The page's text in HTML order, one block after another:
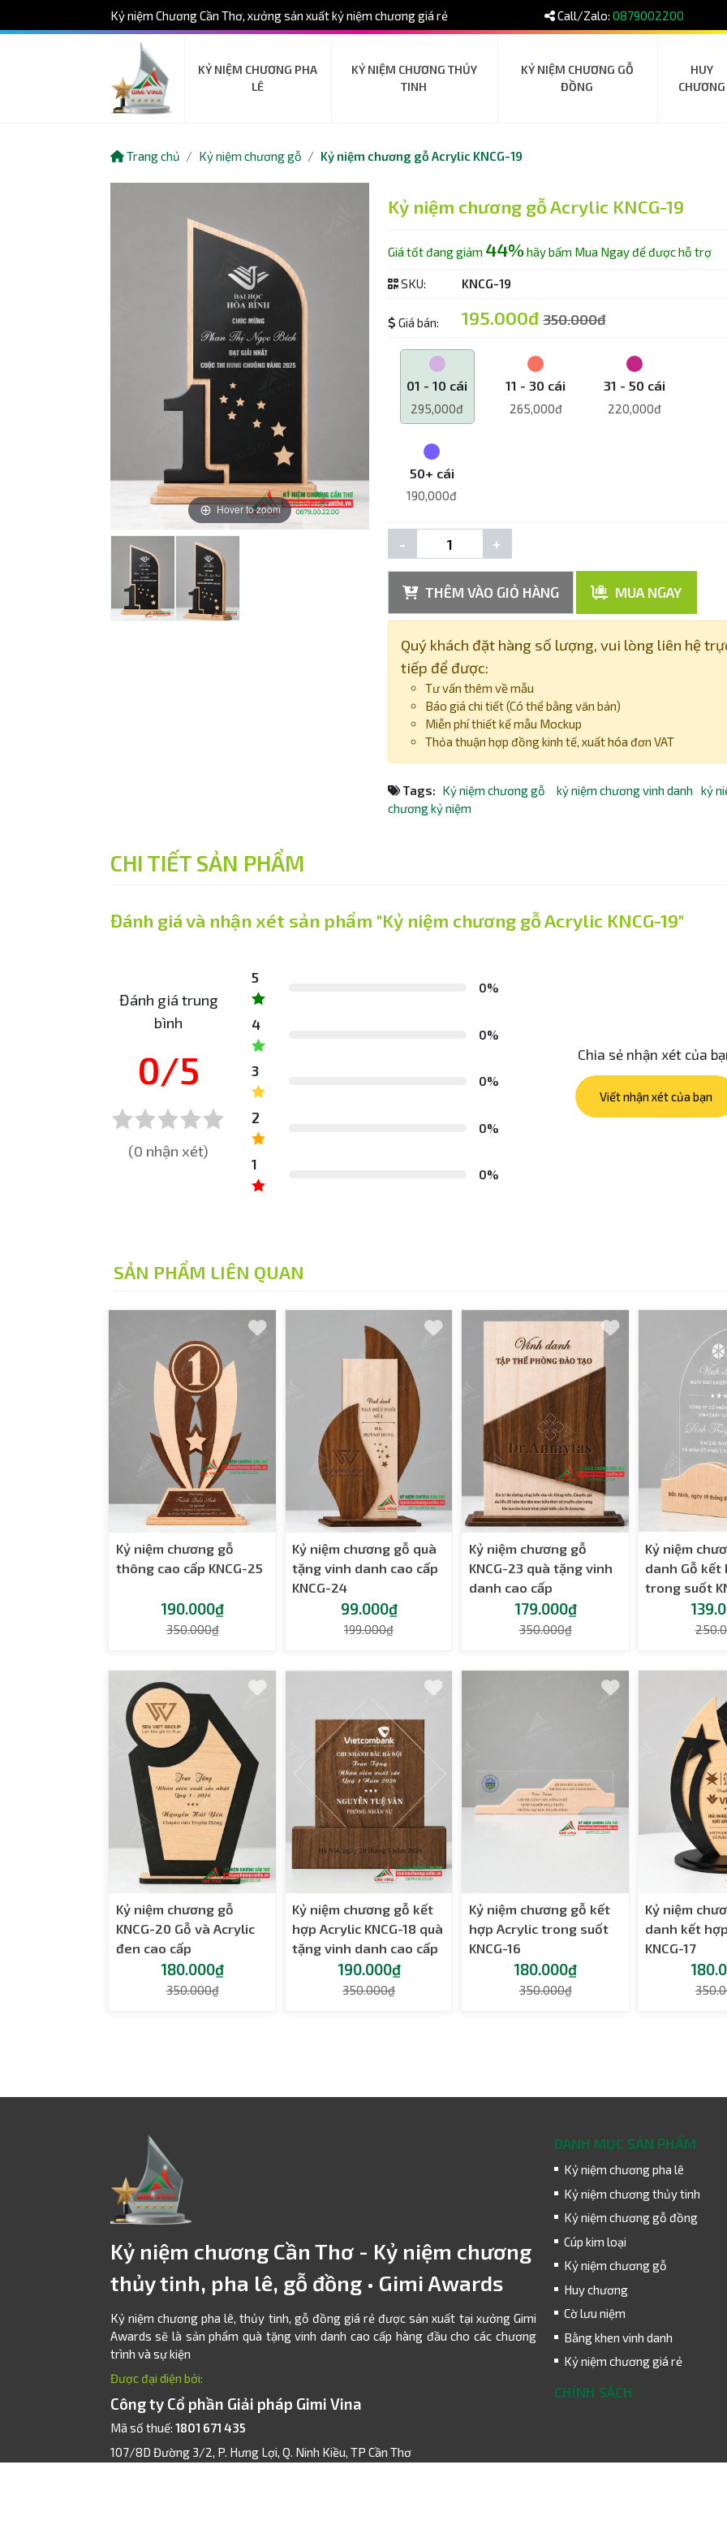
Trang chủ Kỷ niệm chương gỗ Kỷ niệm chương gỗ Acrylic KNCG-19
Hover to zoom
Kỷ niệm chương gỗ Acrylic KNCG-19
Giá tốt đang giảm 44% hãy bấm Mua Ngay để được hỗ trợ
SKU: KNCG-19
Giá bán: 195.000đ350.000đ
01 - 10 cái
295,000đ
11 - 30 cái
265,000đ
31 - 50 cái
220,000đ
50+ cái
190,000đ
- +
THÊM VÀO GIỎ HÀNG MUA NGAY
Quý khách đặt hàng số lượng, vui lòng liên hệ
tiếp để được:
Tư vấn thêm về mẫu
Báo giá chi tiết (Có thể bằng văn bản)
Miễn phí thiết kế mẫu Mockup
Thỏa thuận hợp đồng kinh tế, xuất hóa đơn VAT
Tags: Kỷ niệm chương gỗ kỷ niệm chương vinh danh
kỷ
chương kỷ niệm
CHI TIẾT SẢN PHẨM
Đánh giá và nhận xét sản phẩm "Kỷ niệm chương gỗ Acrylic KNCG-19"
Đánh giá trung
bình
0/5
(0 nhận xét)
5
0%
4
0%
3
0%
2
0%
1
0%
Chia sẻ nhận xét của
Viết nhận xét của bạn
SẢN PHẨM LIÊN QUAN
Kỷ niệm chương gỗ
thông cao cấp KNCG-25
190.000₫
350.000₫
Kỷ niệm chương gỗ quà
tặng vinh danh cao cấp
KNCG-24
99.000₫
199.000₫
Kỷ niệm chương gỗ
KNCG-23 quà tặng vinh
danh cao cấp
179.000₫
350.000₫
Kỷ niệm
danh Gỗ kết
trong suốt
Kỷ niệm chương gỗ
KNCG-20 Gỗ và Acrylic
đen cao cấp
180.000₫
350.000₫
Kỷ niệm chương gỗ kết
hợp Acrylic KNCG-18 quà
tặng vinh danh cao cấp
190.000₫
350.000₫
Kỷ niệm chương gỗ kết
hợp Acrylic trong suốt
KNCG-16
180.000₫
350.000₫
Kỷ niệm
danh kết
KNCG-17
Kỷ niệm Chương Cần Thơ, xưởng sản xuất kỷ niệm chương giá rẻ Call/Zalo:0879002200
KỶ NIỆM CHƯƠNG PHA
LÊ
KỶ NIỆM CHƯƠNG THỦY
TINH
KỶ NIỆM CHƯƠNG GỖ
ĐỒNG
HUY
CHƯƠNG
Kỷ niệm chương Cần Thơ - Kỷ niệm chương
thủy tinh, pha lê, gỗ đồng • Gimi Awards
Kỷ niệm chương pha lê, thủy tinh, gỗ đồng giá rẻ được sản xuất tại xưởng Gimi
Awards sẽ là sản phẩm quà tặng vinh danh cao cấp hàng đầu cho các chương
trình và sự kiện
Được đại diện bởi:
Công ty Cổ phần Giải pháp Gimi Vina
Mã số thuế: 1801 671 435
107/8D Đường 3/2, P. Hưng Lợi, Q. Ninh Kiều, TP Cần Thơ
DANH MỤC SẢN PHẨM
Kỷ niệm chương pha lê
Kỷ niệm chương thủy tinh
Kỷ niệm chương gỗ đồng
Cúp kim loại
Kỷ niệm chương gỗ
Huy chương
Cờ lưu niệm
Bằng khen vinh danh
Kỷ niệm chương giá rẻ
CHÍNH SÁCH